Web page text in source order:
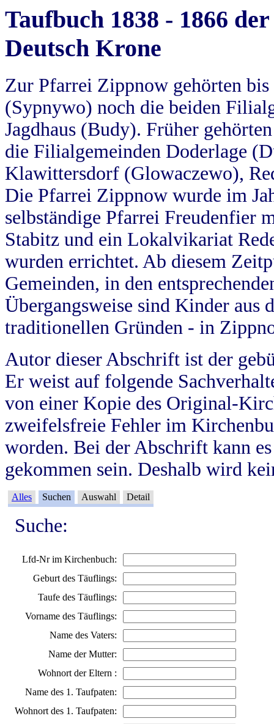
Taufbuch 1838 - 1866
Deutsch Krone
Zur Pfarrei Zippnow gehörten
(Sypnywo) noch die beiden
Jagdhaus (Budy). Früher
die Filialgemeinden Doderlage
Klawittersdorf (Glowaczewo),
Die Pfarrei Zippnow wurde im
selbständige Pfarrei Freudenfier
Stabitz und ein Lokalvikariat
wurden errichtet. Ab diesem
Gemeinden, in den
Übergangsweise sind Kinder aus
traditionellen Gründen - in
Autor dieser Abschrift ist der
Er weist auf folgende
von einer Kopie des Original-
zweifelsfreie Fehler im
worden. Bei der Abschrift kann
gekommen sein. Deshalb wird
Alles Suchen Auswahl Detail
Suche:
Lfd-Nr im Kirchenbuch:
Geburt des Täuflings:
Taufe des Täuflings:
Vorname des Täuflings:
Name des Vaters:
Name der Mutter:
Wohnort der Eltern :
Name des 1. Taufpaten:
Wohnort des 1. Taufpaten: